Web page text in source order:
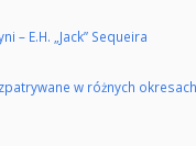
– E.H. „Jack” Sequeira
w różnych